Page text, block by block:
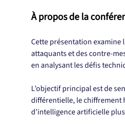
À propos de la
Cette présentation examine
attaquants et des contre-
en analysant les défis
L’objectif principal est de
différentielle, le chiffrement
d’intelligence artificielle